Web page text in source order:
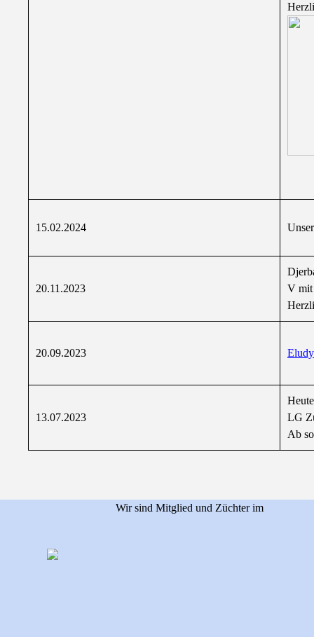
15.02.2024
20.11.2023
V mit
20.09.2023
13.07.2023
LG
Ab
Wir sind Mitglied und Züchter im